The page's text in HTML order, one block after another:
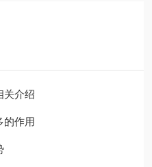
关介绍
的作用